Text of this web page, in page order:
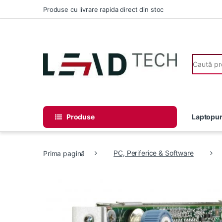
Skip to navigation
Skip to contentProduse cu livrare rapida direct din stoc
Search
Produse
Prima pagină PC, Periferice & Software